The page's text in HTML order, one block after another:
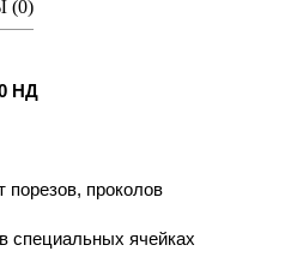
(0)
НД
проколов
специальных ячейках